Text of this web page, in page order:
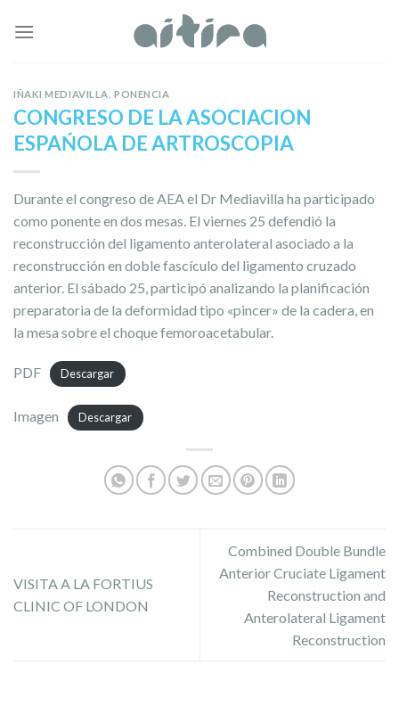
IÑAKI MEDIAVILLA ,PONENCIA
CONGRESO DE LA ASOCIACION
ESPAŃOLA DE ARTROSCOPIA
Durante el congreso de AEA el Dr Mediavilla ha participado
como ponente en dos mesas. El viernes 25 defendió la
reconstrucción del ligamento anterolateral asociado a la
reconstrucción en doble fascí­culo del ligamento cruzado
anterior. El sábado 25, participó analizando la planificación
preparatoria de la deformidad tipo «pincer» de la cadera, en
la mesa sobre el choque femoroacetabular.
PDF Descargar
Imagen Descargar
VISITA A LA FORTIUS
CLINIC OF LONDON
Combined Double Bundle
Anterior Cruciate Ligament
Reconstruction and
Anterolateral Ligament
Reconstruction